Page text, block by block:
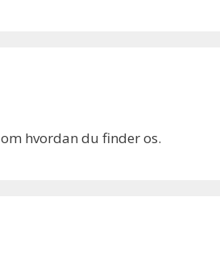
om hvordan du finder os.